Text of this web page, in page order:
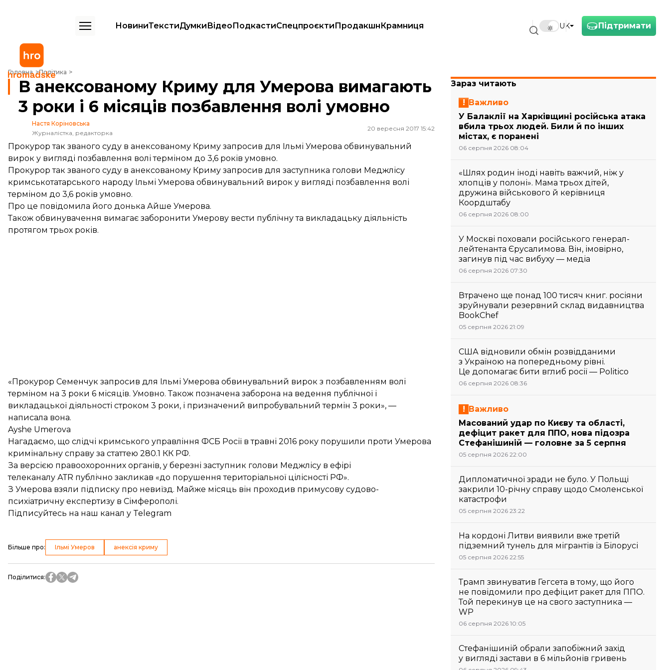
Підтримати
UK
НовиниТекстиДумкиВідеоПодкастиСпецпроєктиПродакшнКрамниця
Головна Політика
В анексованому Криму для Умерова вимагають 3 роки і 6 місяців позбавлення волі умовно
В анексованому Криму для Умерова вимагають
3 роки і 6 місяців позбавлення волі умовно
Настя Коріновська
Журналістка, редакторка
20 вересня 2017 15:42
Прокурор так званого суду в анексованому Криму запросив для Ільмі Умерова обвинувальний
вирок у вигляді позбавлення волі терміном до 3,6 років умовно.
Прокурор так званого суду в анексованому Криму запросив для заступника голови Меджлісу
кримськотатарського народу Ільмі Умерова обвинувальний вирок у вигляді позбавлення волі
терміном до 3,6 років умовно.
Про це повідомила його донька Айше Умерова.
Також обвинувачення вимагає заборонити Умерову вести публічну та викладацьку діяльність
протягом трьох років.
«Прокурор Семенчук запросив для Ільмі Умерова обвинувальний вирок з позбавленням волі
терміном на 3 роки 6 місяців. Умовно. Також позначена заборона на ведення публічної і
викладацької діяльності строком 3 роки, і призначений випробувальний термін 3 роки», —
написала вона.
Ayshe Umerova
Нагадаємо, що слідчі кримського управління ФСБ Росії в травні 2016 року порушили проти Умерова
кримінальну справу за статтею 280.1 КК РФ.
За версією правоохоронних органів, у березні заступник голови Меджлісу в ефірі
телеканалу АТR публічно закликав «до порушення територіальної цілісності РФ».
З Умерова взяли підписку про невиїзд. Майже місяць він проходив примусову судово-
психіатричну експертизу в Сімферополі.
Підписуйтесь на наш канал у Telegram
Більше про: Ільмі Умеров анексія криму
Поділитися:
Зараз читають
Важливо
У Балаклії на Харківщині російська атака
вбила трьох людей. Били й по інших
містах, є поранені
06 серпня 2026 08:04
«Шлях родин іноді навіть важчий, ніж у
хлопців у полоні». Мама трьох дітей,
дружина військового й керівниця
Коордштабу
06 серпня 2026 08:00
У Москві поховали російського генерал-
лейтенанта Єрусалимова. Він, імовірно,
загинув під час вибуху — медіа
06 серпня 2026 07:30
Втрачено ще понад 100 тисяч книг. росіяни
зруйнували резервний склад видавництва
BookChef
05 серпня 2026 21:09
США відновили обмін розвідданими
з Україною на попередньому рівні.
Це допомагає бити вглиб росії — Politico
06 серпня 2026 08:36
Важливо
Масований удар по Києву та області,
дефіцит ракет для ППО, нова підозра
Стефанішиній — головне за 5 серпня
05 серпня 2026 22:00
Дипломатичної зради не було. У Польщі
закрили 10-річну справу щодо Смоленської
катастрофи
05 серпня 2026 23:22
На кордоні Литви виявили вже третій
підземний тунель для мігрантів із Білорусі
05 серпня 2026 22:55
Трамп звинуватив Гегсета в тому, що його
не повідомили про дефіцит ракет для ППО.
Той перекинув це на свого заступника —
WP
06 серпня 2026 10:05
Стефанішиній обрали запобіжний захід
у вигляді застави в 6 мільйонів гривень